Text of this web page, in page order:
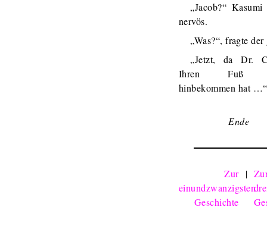
„Jacob?“
nervös.
„Was?“, fragte
„Jetzt, da Dr.
Ihren Fuß
hinbekommen hat …“
Ende
Zur
einundzwanzigsten
Geschichte
|